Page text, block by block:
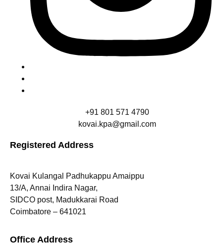
+91 801 571 4790
kovai.kpa@gmail.com
Registered Address
Kovai Kulangal Padhukappu Amaippu
13/A, Annai Indira Nagar,
SIDCO post, Madukkarai Road
Coimbatore – 641021
Office Address